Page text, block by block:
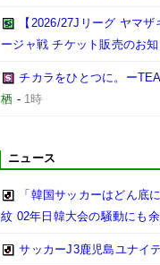
【2026/27Jリーグ ヤマ
ージャ戦 チケット販売のお
チカラをひとつに。ー
栖 - 1時
ニュース
「韓国サッカーはどん底
紋 02年日韓大会の騒動にも
サッカーJ3鹿児島ユナイ